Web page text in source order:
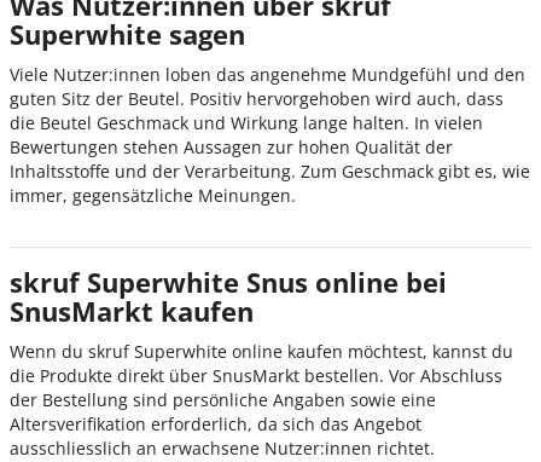
Superwhite sagen
Viele Nutzer:innen loben das angenehme Mundgefühl und den
guten Sitz der Beutel. Positiv hervorgehoben wird auch, dass
die Beutel Geschmack und Wirkung lange halten. In vielen
Bewertungen stehen Aussagen zur hohen Qualität der
Inhaltsstoffe und der Verarbeitung. Zum Geschmack gibt es, wie
immer, gegensätzliche Meinungen.
skruf Superwhite Snus online bei
SnusMarkt kaufen
Wenn du skruf Superwhite online kaufen möchtest, kannst du
die Produkte direkt über SnusMarkt bestellen. Vor Abschluss
der Bestellung sind persönliche Angaben sowie eine
Altersverifikation erforderlich, da sich das Angebot
ausschliesslich an erwachsene Nutzer:innen richtet.